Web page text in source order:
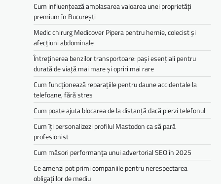
Cum influențează amplasarea valoarea unei proprietăți
premium în București
Medic chirurg Medicover Pipera pentru hernie, colecist și
afecțiuni abdominale
Întreținerea benzilor transportoare: pași esențiali pentru
durată de viață mai mare și opriri mai rare
Cum funcționează reparațiile pentru daune accidentale la
telefoane, fără stres
Cum poate ajuta blocarea de la distanță dacă pierzi telefonul
Cum îți personalizezi profilul Mastodon ca să pară
profesionist
Cum măsori performanța unui advertorial SEO în 2025
Ce amenzi pot primi companiile pentru nerespectarea
obligațiilor de mediu­­